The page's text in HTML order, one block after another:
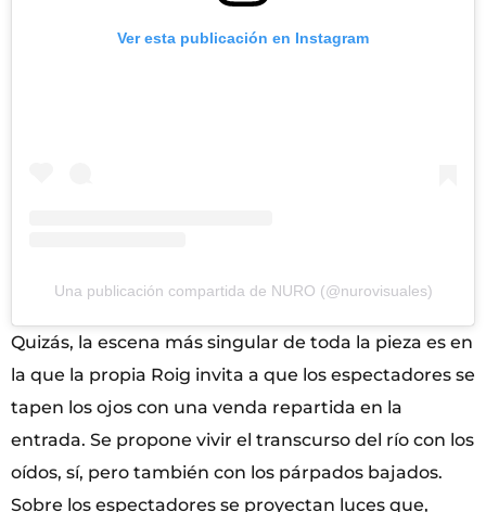
Ver esta publicación en Instagram
Una publicación compartida de NURO (@nurovisuales)
Quizás, la escena más singular de toda la pieza es en
la que la propia Roig invita a que los espectadores se
tapen los ojos con una venda repartida en la
entrada. Se propone vivir el transcurso del río con los
oídos, sí, pero también con los párpados bajados.
Sobre los espectadores se proyectan luces que,